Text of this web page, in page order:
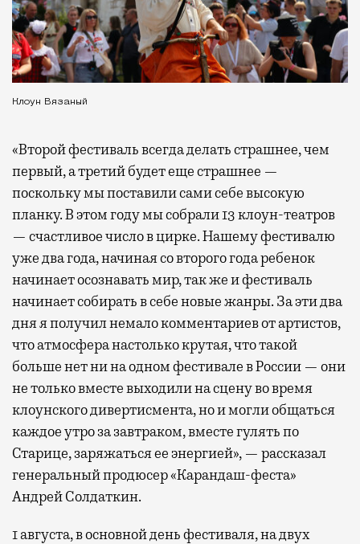
Клоун Вязаный
«Второй фестиваль всегда делать страшнее, чем
первый, а третий будет еще страшнее —
поскольку мы поставили сами себе высокую
планку. В этом году мы собрали 13 клоун-театров
— счастливое число в цирке. Нашему фестивалю
уже два года, начиная со второго года ребенок
начинает осознавать мир, так же и фестиваль
начинает собирать в себе новые жанры. За эти два
дня я получил немало комментариев от артистов,
что атмосфера настолько крутая, что такой
больше нет ни на одном фестивале в России — они
не только вместе выходили на сцену во время
клоунского дивертисмента, но и могли общаться
каждое утро за завтраком, вместе гулять по
Старице, заряжаться ее энергией», — рассказал
генеральный продюсер «Карандаш-феста»
Андрей Солдаткин.
1 августа, в основной день фестиваля, на двух